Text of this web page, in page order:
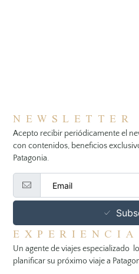
NEWSLETTER
Acepto recibir periódicamente el
con contenidos, beneficios
Patagonia.
Un agente de viajes especializado
planificar su próximo viaje a